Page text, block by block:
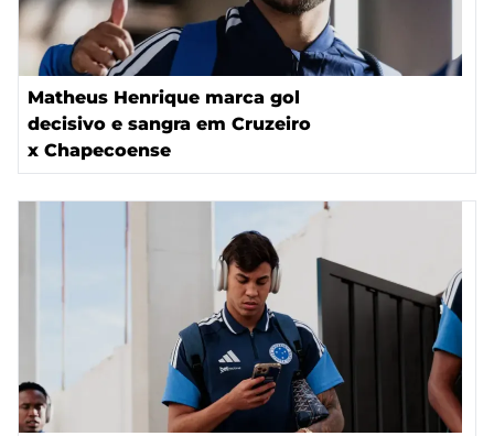
Matheus Henrique marca gol
decisivo e sangra em Cruzeiro
x Chapecoense